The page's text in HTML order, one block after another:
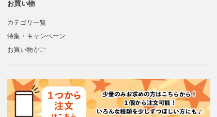
お買い物
カテゴリ一覧
特集・キャンペーン
お買い物かご